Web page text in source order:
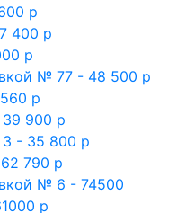
р
400 р
р
№ 77 - 48 500 р
р
900 р
- 35 800 р
790 р
№ 6 - 74500
р